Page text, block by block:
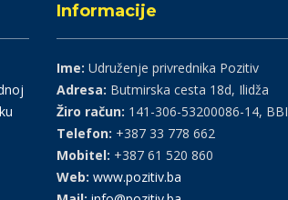
Informacije
Ime: Udruženje privrednika Pozitiv
Adresa: Butmirska cesta 18d, Ilidža
Žiro račun: 141-306-53200086-14, BBI
Telefon: +387 33 778 662
Mobitel: +387 61 520 860
Web: www.pozitiv.ba